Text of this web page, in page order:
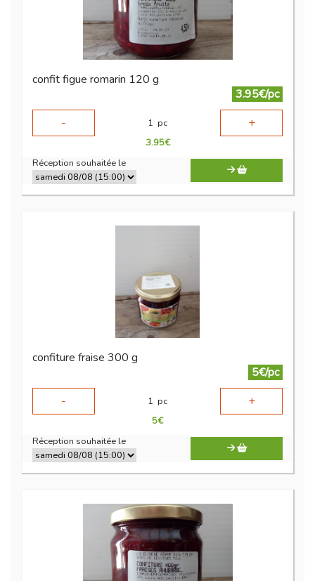
confit figue romarin 120 g
3.95€/pc
-
1 pc +
3.95€
Réception souhaitée le
confiture fraise 300 g
5€/pc
-
1 pc +
5€
Réception souhaitée le